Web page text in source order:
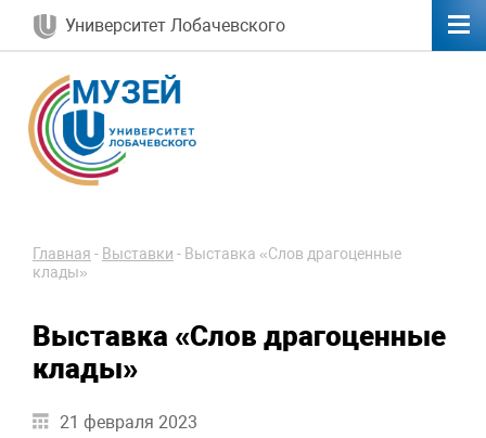
Университет Лобачевского
Главная - Выставки - Выставка «Слов драгоценные
клады»
Выставка «Слов драгоценные
клады»
21 февраля 2023